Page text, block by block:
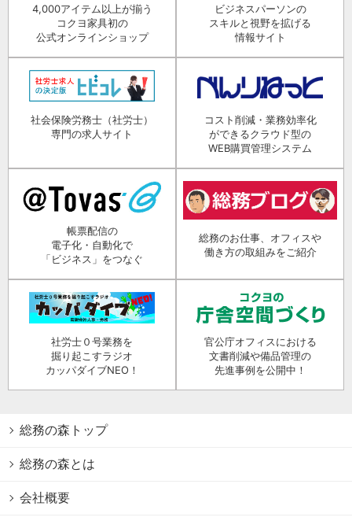
4,000アイテム以上が揃う
コクヨ家具初の
公式オンラインショップ
ビジネスパーソンの
スキルと視野を拡げる
情報サイト
社会保険労務士（社労士）
専門の求人サイト
コスト削減・業務効率化
ができるクラウド型の
WEB購買管理システム
帳票配信の
電子化・自動化で
「ビジネス」をつなぐ
総務のお仕事、オフィスや
働き方の取組みをご紹介
社労士０号業務を
掘り起こすラジオ
カッパダイブNEO！
官公庁オフィスにおける
文書削減や備品管理の
先進事例を公開中！
総務の森トップ
総務の森とは
会社概要